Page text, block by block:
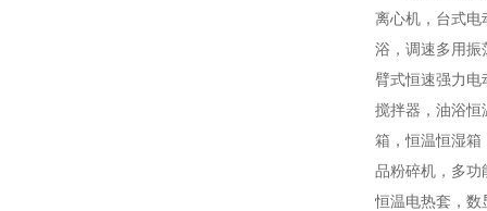
离心机，台式电
浴，调速多用振
臂式恒速强力电
搅拌器，油浴恒
箱，恒温恒湿箱
品粉碎机，多功
恒温电热套，数